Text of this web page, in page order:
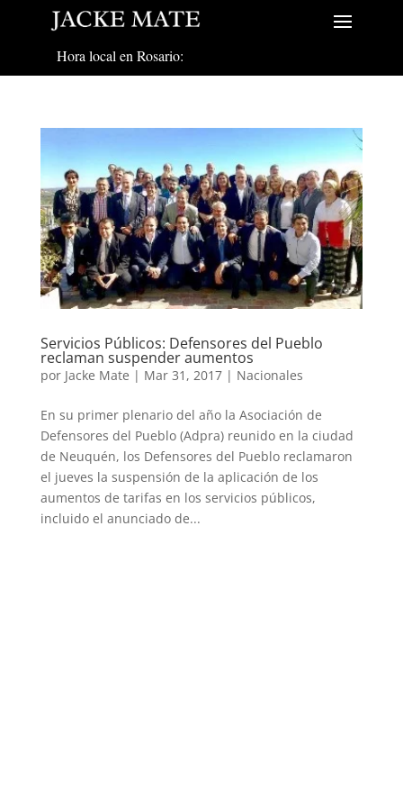
Hora local en Rosario:
Servicios Públicos: Defensores del Pueblo
reclaman suspender aumentos
por Jacke Mate | Mar 31, 2017| Nacionales
En su primer plenario del año la Asociación de
Defensores del Pueblo (Adpra) reunido en la ciudad
de Neuquén, los Defensores del Pueblo reclamaron
el jueves la suspensión de la aplicación de los
aumentos de tarifas en los servicios públicos,
incluido el anunciado de...